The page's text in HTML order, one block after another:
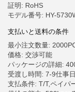
証明: RoHS
モデル番号: HY-
支払いと送料の条件
最小注文数量:
価格: 交渉可能
パッケージの詳細:
受渡し時間: 7-9仕事日
支払条件: T/T,ペイパ